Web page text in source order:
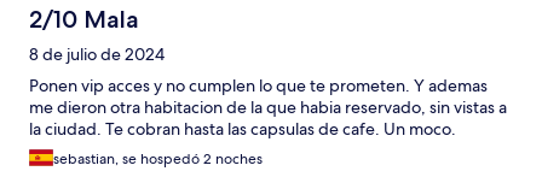
2/10 Mala
8 de julio de 2024
Ponen vip acces y no cumplen lo que te prometen. Y ademas
me dieron otra habitacion de la que habia reservado, sin vistas a
la ciudad. Te cobran hasta las capsulas de cafe. Un moco.
sebastian, se hospedó 2 noches